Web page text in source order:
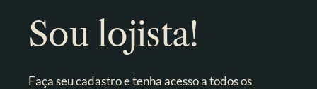
CONTATO
Sou lojista!
Faça seu cadastro e tenha acesso a todos os